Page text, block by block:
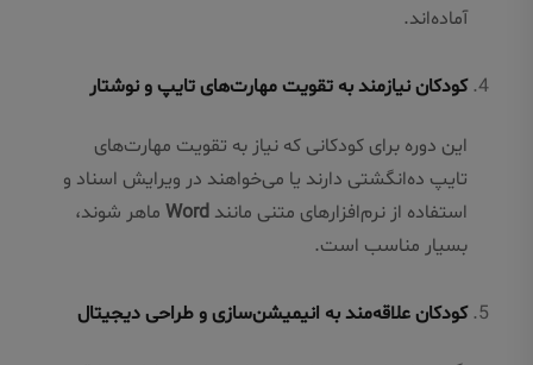
آماده‌اند.
کودکان نیازمند به تقویت مهارت‌های تایپ و نوشتار
این دوره برای کودکانی که نیاز به تقویت مهارت‌های
تایپ ده‌انگشتی دارند یا می‌خواهند در ویرایش اسناد و
استفاده از نرم‌افزارهای متنی مانند Word ماهر شوند،
بسیار مناسب است.
کودکان علاقه‌مند به انیمیشن‌سازی و طراحی دیجیتال